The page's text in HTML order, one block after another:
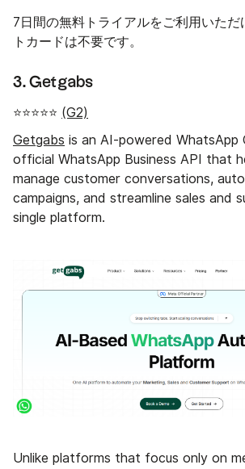
7日間の無料トライアルをご利用いただ
トカードは不要です。
3. Getgabs
⭐⭐⭐⭐⭐ (G2)
Getgabs is an AI-powered WhatsApp
official WhatsApp Business API that
manage customer conversations,
campaigns, and streamline sales and
single platform.
Unlike platforms that focus only on